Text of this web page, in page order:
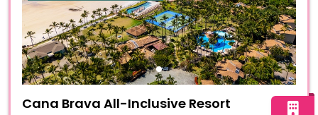
Cana Brava All-Inclusive Resort